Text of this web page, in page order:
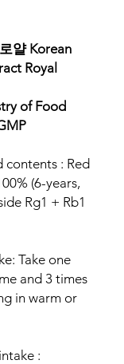
얄 Korean
Royal
of Food
contents : Red
(6-years,
Rg1 + Rb1
Take one
and 3 times
in warm or
: